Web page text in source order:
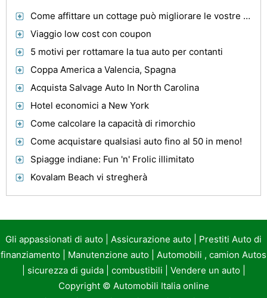
Come affittare un cottage può migliorare le vostre vacanze economiche
Viaggio low cost con coupon
5 motivi per rottamare la tua auto per contanti
Coppa America a Valencia, Spagna
Acquista Salvage Auto In North Carolina
Hotel economici a New York
Come calcolare la capacità di rimorchio
Come acquistare qualsiasi auto fino al 50 in meno!
Spiagge indiane: Fun 'n' Frolic illimitato
Kovalam Beach vi stregherà
Gli appassionati di auto Assicurazione auto
Prestiti Auto di
finanziamento
Manutenzione auto
Automobili , camion Autos
sicurezza di guida| combustibili Vendere un auto|
Copyright © Automobili Italia online